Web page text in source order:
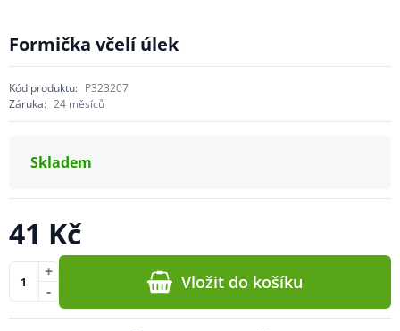
Formička včelí úlek
Kód produktu: P323207
Záruka: 24 měsíců
Skladem
41 Kč
-
+ Vložit do košíku